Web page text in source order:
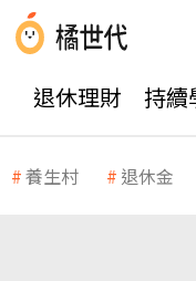
退休理財 持續
養生村 退休金